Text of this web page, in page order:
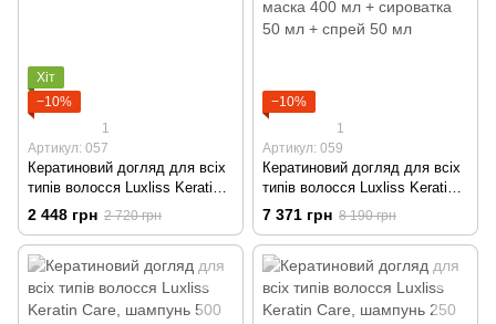
Хіт
−10%
1
Артикул: 057
Кератиновий догляд для всіх
типів волосся Luxliss Keratin
Care, шампунь 500 мл +
кондиціонер 500 мл
2 448 грн 2 720 грн
−10%
1
Артикул: 059
Кератиновий догляд для всіх
типів волосся Luxliss Keratin
Care, шампунь 500 мл +
кондиціонер 500 мл + маска
400 мл + сироватка 50 мл +
спрей 50 мл
7 371 грн 8 190 грн